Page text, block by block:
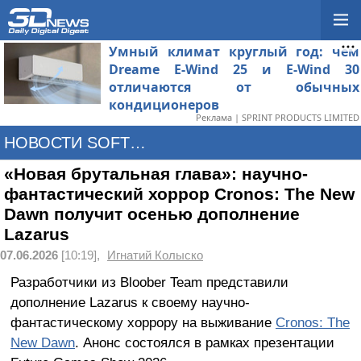
Умный климат круглый год: чем
Dreame E-Wind 25 и E-Wind 30
отличаются от обычных
кондиционеров
Реклама | SPRINT PRODUCTS LIMITED
НОВОСТИ SOFTWARE
«Новая брутальная глава»: научно-
фантастический хоррор Cronos: The New
Dawn получит осенью дополнение
Lazarus
07.06.2026 [10:19], Игнатий Колыско
Разработчики из Bloober Team представили
дополнение Lazarus к своему научно-
фантастическому хоррору на выживание Cronos: The
New Dawn. Анонс состоялся в рамках презентации